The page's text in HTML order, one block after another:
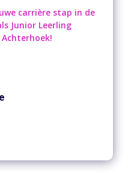
carrière stap in de
Junior Leerling